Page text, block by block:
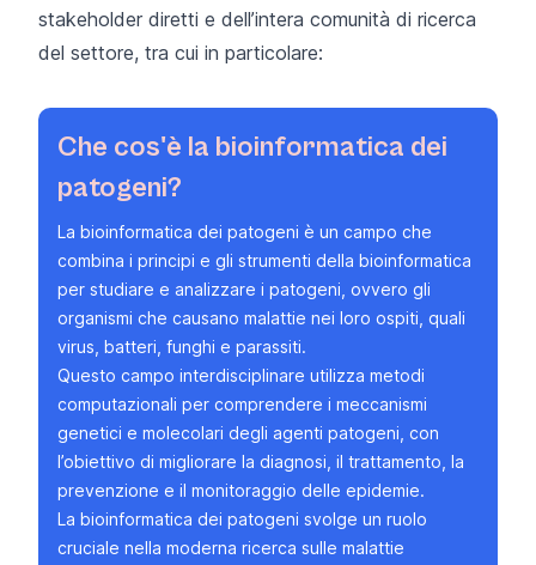
stakeholder diretti e dell’intera comunità di ricerca
del settore, tra cui in particolare:
Che cos'è la bioinformatica dei
patogeni?
La bioinformatica dei patogeni è un campo che
combina i principi e gli strumenti della bioinformatica
per studiare e analizzare i patogeni, ovvero gli
organismi che causano malattie nei loro ospiti, quali
virus, batteri, funghi e parassiti.
Questo campo interdisciplinare utilizza metodi
computazionali per comprendere i meccanismi
genetici e molecolari degli agenti patogeni, con
l’obiettivo di migliorare la diagnosi, il trattamento, la
prevenzione e il monitoraggio delle epidemie.
La bioinformatica dei patogeni svolge un ruolo
cruciale nella moderna ricerca sulle malattie